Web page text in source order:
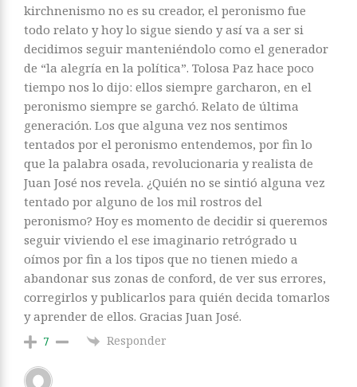
kirchnenismo no es su creador, el peronismo fue
todo relato y hoy lo sigue siendo y así va a ser si
decidimos seguir manteniéndolo como el generador
de “la alegría en la política”. Tolosa Paz hace poco
tiempo nos lo dijo: ellos siempre garcharon, en el
peronismo siempre se garchó. Relato de última
generación. Los que alguna vez nos sentimos
tentados por el peronismo entendemos, por fin lo
que la palabra osada, revolucionaria y realista de
Juan José nos revela. ¿Quién no se sintió alguna vez
tentado por alguno de los mil rostros del
peronismo? Hoy es momento de decidir si queremos
seguir viviendo el ese imaginario retrógrado u
oímos por fin a los tipos que no tienen miedo a
abandonar sus zonas de conford, de ver sus errores,
corregirlos y publicarlos para quién decida tomarlos
y aprender de ellos. Gracias Juan José.
7 Responder